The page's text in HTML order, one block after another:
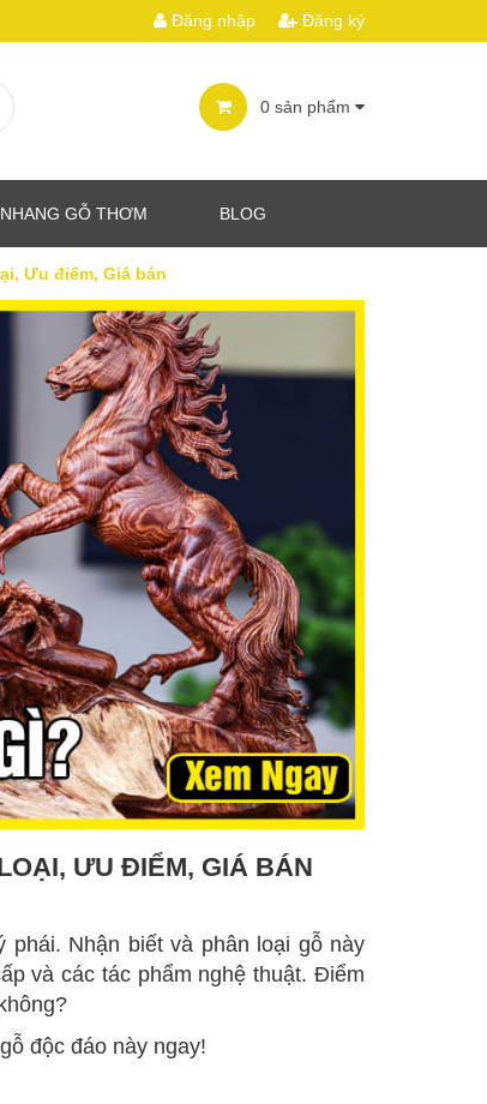
Đăng nhập Đăng ký
0 sản phẩm
NHANG GỖ THƠM BLOG
Ưu điểm, Giá bán
ƯU ĐIỂM, GIÁ BÁN
Nhận biết và phân loại gỗ này
và các tác phẩm nghệ thuật. Điểm
độc đáo này ngay!